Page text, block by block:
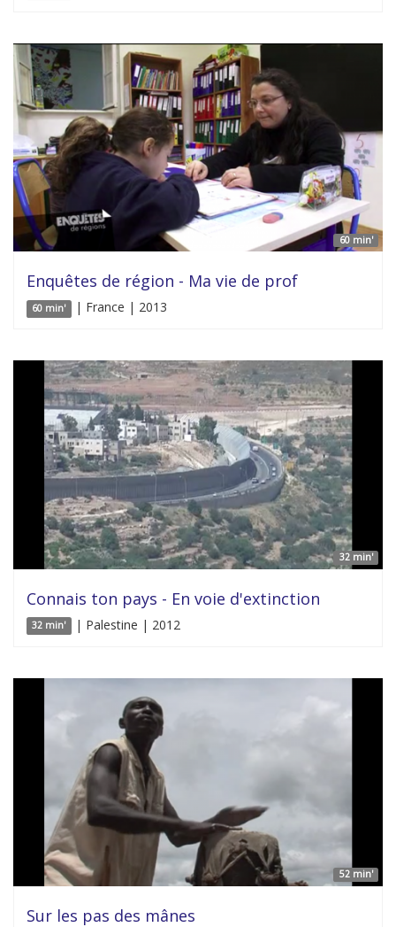
60 min'
Enquêtes de région - Ma vie de prof
60 min' | France | 2013
32 min'
Connais ton pays - En voie d'extinction
32 min' | Palestine | 2012
52 min'
Sur les pas des mânes